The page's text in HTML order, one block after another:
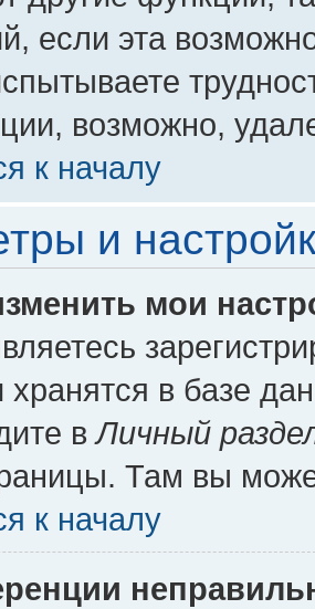
если эта
возможно,
к началу
и
мои
хранятся в базе
вЛичный
Там вы
к началу